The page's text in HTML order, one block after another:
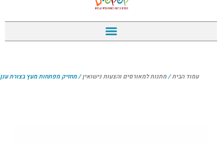
עמוד הבית/מתנות למאורסים והצעות נישואין/ מחזיק מפתחות מעץ בצורת ענן